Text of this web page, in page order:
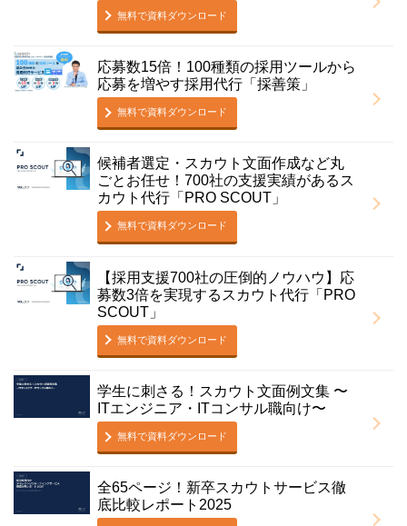
無料で資料ダウンロード
応募数15倍！100種類の採用ツールから
応募を増やす採用代行「採善策」
無料で資料ダウンロード
候補者選定・スカウト文面作成など丸
ごとお任せ！700社の支援実績があるス
カウト代行「PRO SCOUT」
無料で資料ダウンロード
【採用支援700社の圧倒的ノウハウ】応
募数3倍を実現するスカウト代行「PRO
SCOUT」
無料で資料ダウンロード
学⽣に刺さる！スカウト⽂⾯例⽂集 〜
ITエンジニア・ITコンサル職向け〜
無料で資料ダウンロード
全65ページ！新卒スカウトサービス徹
底比較レポート2025